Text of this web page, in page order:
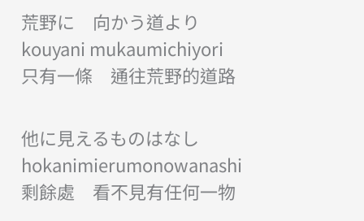
荒野に 向かう道より
kouyani mukaumichiyori
只有一條 通往荒野的道路
他に見えるものはなし
hokanimierumonowanashi
剩餘處 看不見有任何一物